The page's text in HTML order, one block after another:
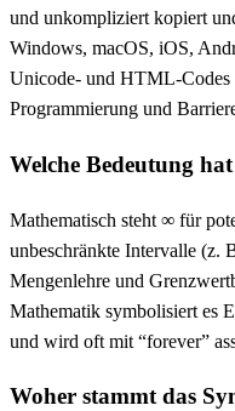
und unkompliziert kopiert
Windows, macOS, iOS,
Unicode‑ und
Programmierung und
Welche Bedeutung
Mathematisch steht ∞ für
unbeschränkte Intervalle (z.
Mengenlehre und
Mathematik symbolisiert es
und wird oft mit “forever”
Woher stammt das